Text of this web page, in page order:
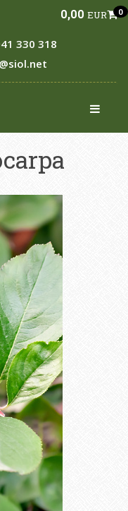
0,00 EUR 0
330 318